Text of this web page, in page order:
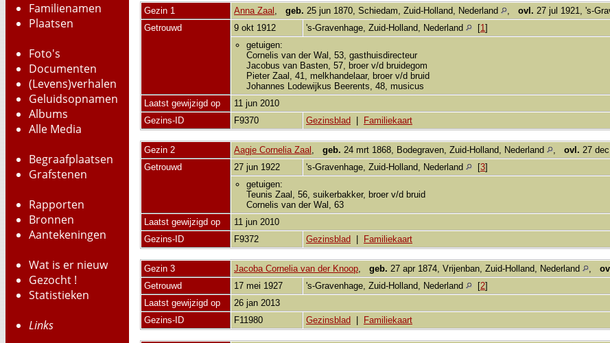
Familienamen
Plaatsen
Foto's
Documenten
(Levens)verhalen
Geluidsopnamen
Albums
Alle Media
Begraafplaatsen
Grafstenen
Rapporten
Bronnen
Aantekeningen
Wat is er nieuw
Gezocht !
Statistieken
Links
Gezin 1 Anna Zaal geb. 25 jun 1870, Schiedam, Zuid-Holland, Nederland ovl. 27 jul 1921, 's-
Getrouwd
9 okt 1912 's-Gravenhage, Zuid-Holland, Nederland [1]
getuigen:
Cornelis van der Wal, 53, gasthuisdirecteur
Jacobus van Basten, 57, broer v/d bruidegom
Pieter Zaal, 41, melkhandelaar, broer v/d bruid
Johannes Lodewijkus Beerents, 48, musicus
Laatst gewijzigd op
11 jun 2010
Gezins-ID
F9370 Gezinsblad | Familiekaart
Gezin 2 Aagje Cornelia Zaal geb. 24 mrt 1868, Bodegraven, Zuid-Holland, Nederland ovl. 27
Getrouwd
27 jun 1922 's-Gravenhage, Zuid-Holland, Nederland [3]
getuigen:
Teunis Zaal, 56, suikerbakker, broer v/d bruid
Cornelis van der Wal, 63
Laatst gewijzigd op
11 jun 2010
Gezins-ID
F9372 Gezinsblad | Familiekaart
Gezin 3 Jacoba Cornelia van der Knoop geb. 27 apr 1874, Vrijenban, Zuid-Holland, Nederland
Getrouwd
17 mei 1927 's-Gravenhage, Zuid-Holland, Nederland [2]
Laatst gewijzigd op
26 jan 2013
Gezins-ID
F11980 Gezinsblad | Familiekaart